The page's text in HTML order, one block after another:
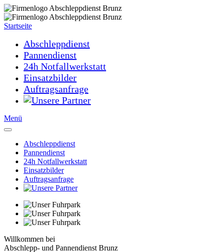
Startseite
Abschleppdienst
Pannendienst
24h Notfallwerkstatt
Einsatzbilder
Auftragsanfrage
Menü
Abschleppdienst
Pannendienst
24h Notfallwerkstatt
Einsatzbilder
Auftragsanfrage
Willkommen bei
Abschlepp- und Pannendienst Brunz